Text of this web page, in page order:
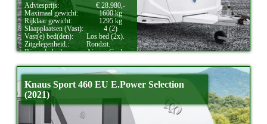
Adviesprijs:
€ 28.980,-
Maximaal gewicht:
1600 kg
Rijklaar gewicht:
1295 kg
Slaapplaatsen (Vast):
4 (2)
Vast(e) bed(den):
Los bed (2x).
Zitgelegenheid.:
Rondzit.
Bijzonderheden:
Airco., Gasloos.
Knaus Sport 460 EU E.Power Selection
(2021)